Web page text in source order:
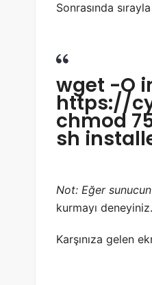
Sonrasında
wget -O
https://
chmod
sh
Not: Eğer
kurmayı deneyiniz.
Karşınıza gelen